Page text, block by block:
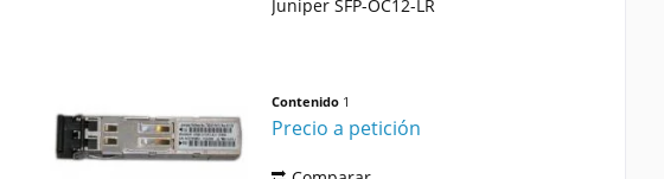
Juniper SFP-OC12-LR
Contenido 1
Precio a petición